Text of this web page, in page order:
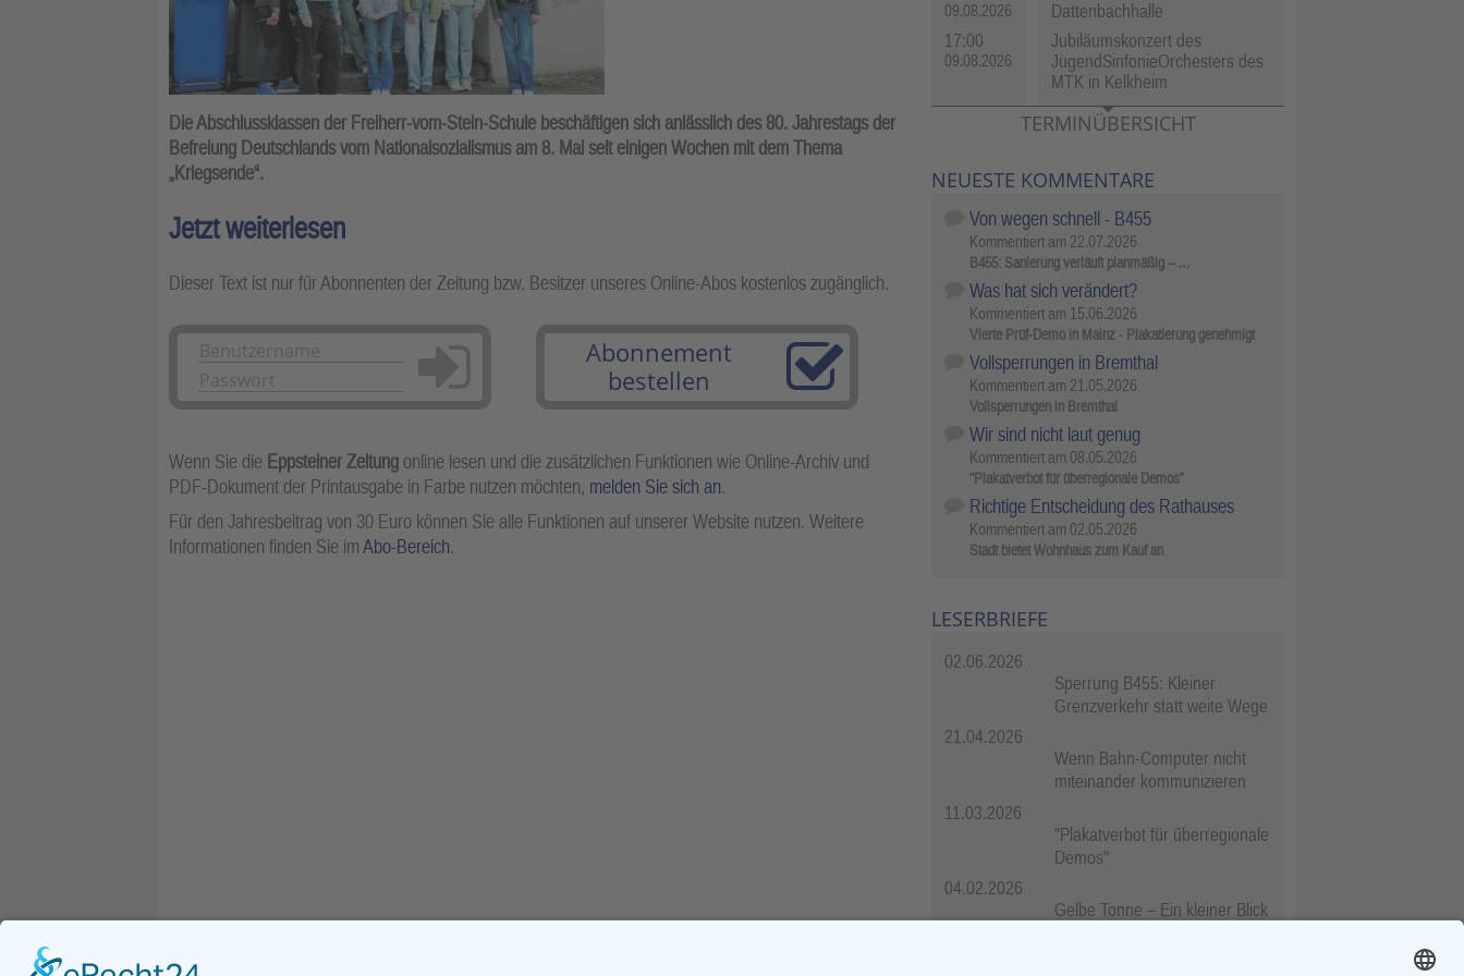
Die Abschlussklassen der Freiherr-vom-Stein-Schule beschäftigen sich anlässlich des 80. Jahrestags der
Befreiung Deutschlands vom Nationalsozialismus am 8. Mai seit einigen Wochen mit dem Thema
„Kriegsende“.
Jetzt weiterlesen
Dieser Text ist nur für Abonnenten der Zeitung bzw. Besitzer unseres Online-Abos kostenlos zugänglich.
Anmelden
Abonnement
bestellen
Wenn Sie die Eppsteiner Zeitung online lesen und die zusätzlichen Funktionen wie Online-Archiv und
PDF-Dokument der Printausgabe in Farbe nutzen möchten, melden Sie sich an.
Für den Jahresbeitrag von 30 Euro können Sie alle Funktionen auf unserer Website nutzen. Weitere
Informationen finden Sie imAbo-Bereich.
09.08.2026
Dattenbachhalle
17:00
09.08.2026
Jubiläumskonzert des
JugendSinfonieOrchesters des
MTK in Kelkheim
TERMINÜBERSICHT
NEUESTE KOMMENTARE
Von wegen schnell - B455
Kommentiert am 22.07.2026
B455: Sanierung verläuft planmäßig – …
Was hat sich verändert?
Kommentiert am 15.06.2026
Vierte Prüf-Demo in Mainz - Plakatierung genehmigt
Vollsperrungen in Bremthal
Kommentiert am 21.05.2026
Vollsperrungen in Bremthal
Wir sind nicht laut genug
Kommentiert am 08.05.2026
"Plakatverbot für überregionale Demos"
Richtige Entscheidung des Rathauses
Kommentiert am 02.05.2026
Stadt bietet Wohnhaus zum Kauf an
LESERBRIEFE
02.06.2026
Sperrung B455: Kleiner
Grenzverkehr statt weite Wege
21.04.2026
Wenn Bahn-Computer nicht
miteinander kommunizieren
11.03.2026
"Plakatverbot für überregionale
Demos"
04.02.2026
Gelbe Tonne – Ein kleiner Blick